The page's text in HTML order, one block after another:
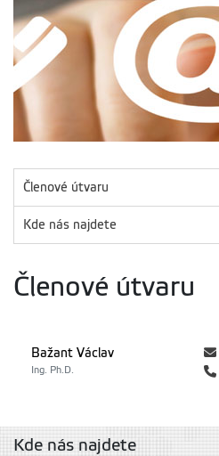
Členové útvaru
Kde nás najdete
Členové útvaru
Bažant Václav
Ing. Ph.D.
Kde nás najdete